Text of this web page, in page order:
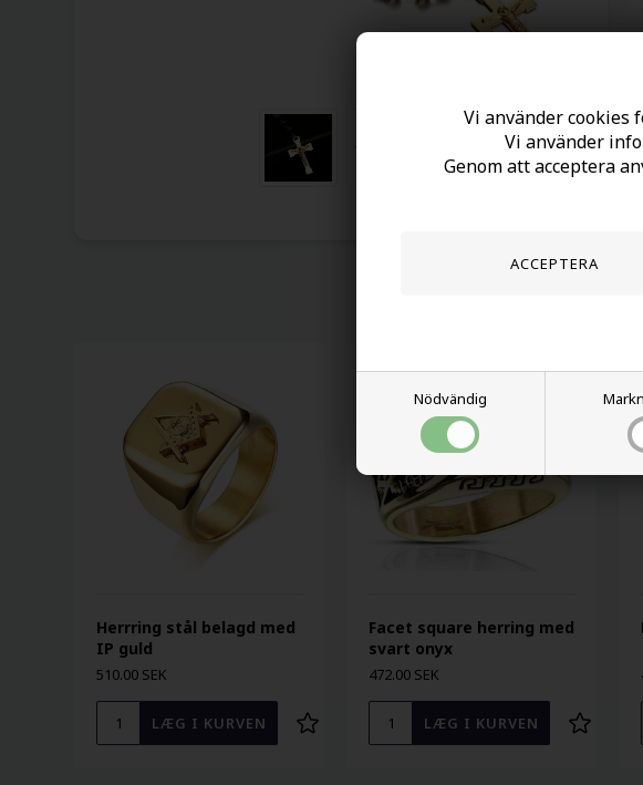
Vi använder cookies
Vi använder
Genom att acceptera
Nödvändig
Herrring stål belagd med
IP guld
510.00 SEK
Facet square herring med
svart onyx
472.00 SEK